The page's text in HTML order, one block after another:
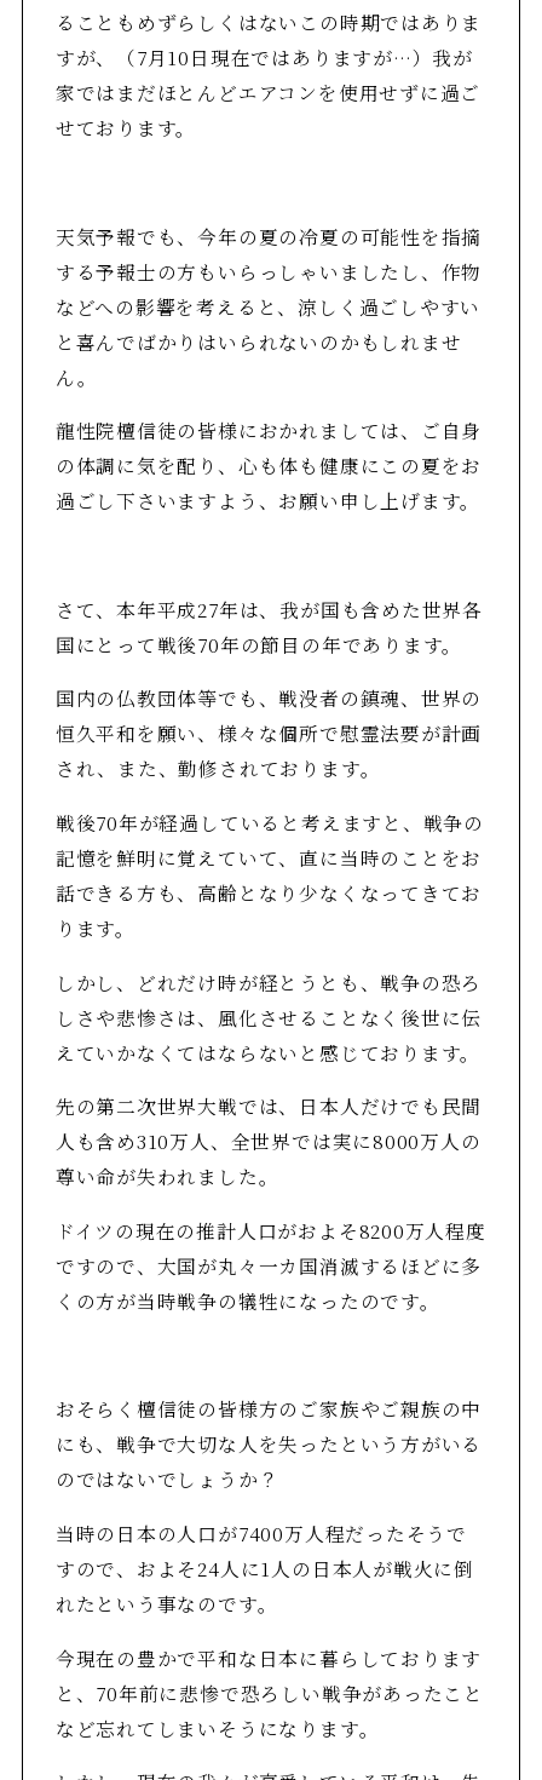
ることもめずらしくはないこの時期ではありま
すが、（7月10日現在ではありますが…）我が
家ではまだほとんどエアコンを使用せずに過ご
せております。
天気予報でも、今年の夏の冷夏の可能性を指摘
する予報士の方もいらっしゃいましたし、作物
などへの影響を考えると、涼しく過ごしやすい
と喜んでばかりはいられないのかもしれませ
ん。
龍性院檀信徒の皆様におかれましては、ご自身
の体調に気を配り、心も体も健康にこの夏をお
過ごし下さいますよう、お願い申し上げます。
さて、本年平成27年は、我が国も含めた世界各
国にとって戦後70年の節目の年であります。
国内の仏教団体等でも、戦没者の鎮魂、世界の
恒久平和を願い、様々な個所で慰霊法要が計画
され、また、勤修されております。
戦後70年が経過していると考えますと、戦争の
記憶を鮮明に覚えていて、直に当時のことをお
話できる方も、高齢となり少なくなってきてお
ります。
しかし、どれだけ時が経とうとも、戦争の恐ろ
しさや悲惨さは、風化させることなく後世に伝
えていかなくてはならないと感じております。
先の第二次世界大戦では、日本人だけでも民間
人も含め310万人、全世界では実に8000万人の
尊い命が失われました。
ドイツの現在の推計人口がおよそ8200万人程度
ですので、大国が丸々一カ国消滅するほどに多
くの方が当時戦争の犠牲になったのです。
おそらく檀信徒の皆様方のご家族やご親族の中
にも、戦争で大切な人を失ったという方がいる
のではないでしょうか？
当時の日本の人口が7400万人程だったそうで
すので、およそ24人に1人の日本人が戦火に倒
れたという事なのです。
今現在の豊かで平和な日本に暮らしております
と、70年前に悲惨で恐ろしい戦争があったこと
など忘れてしまいそうになります。